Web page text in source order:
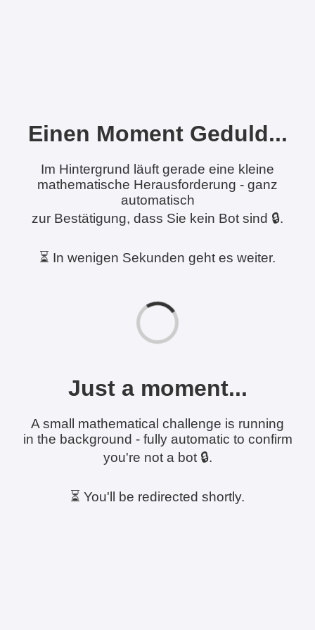
Einen Moment Geduld...
Im Hintergrund läuft gerade eine kleine
mathematische Herausforderung - ganz
automatisch
zur Bestätigung, dass Sie kein Bot sind 🔒.
⏳ In wenigen Sekunden geht es weiter.
Just a moment...
A small mathematical challenge is running
in the background - fully automatic to confirm
you're not a bot 🔒.
⏳ You'll be redirected shortly.